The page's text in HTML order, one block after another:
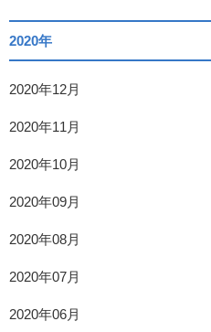
2020年
2020年12月
2020年11月
2020年10月
2020年09月
2020年08月
2020年07月
2020年06月